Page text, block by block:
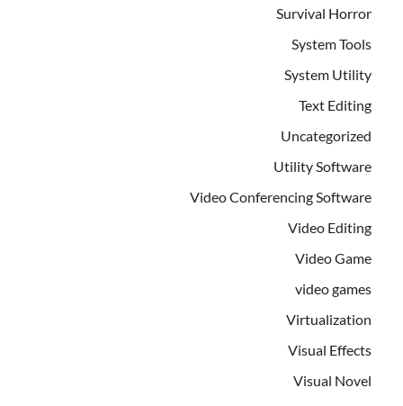
Survival Horror
System Tools
System Utility
Text Editing
Uncategorized
Utility Software
Video Conferencing Software
Video Editing
Video Game
video games
Virtualization
Visual Effects
Visual Novel